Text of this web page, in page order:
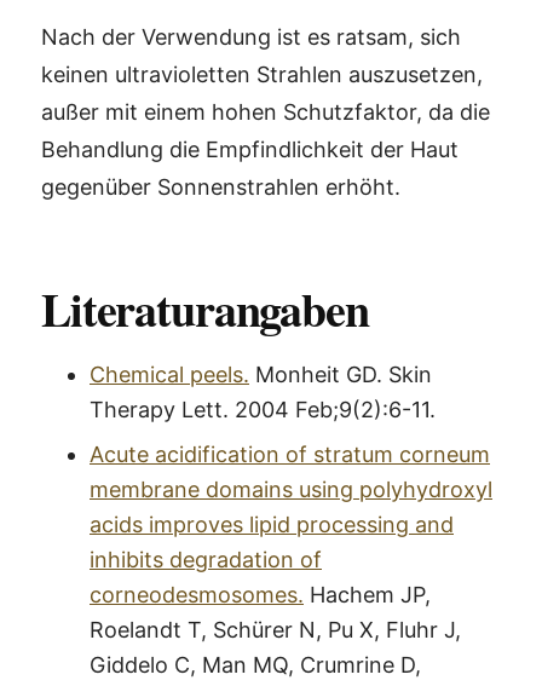
Nach der Verwendung ist es ratsam, sich
keinen ultravioletten Strahlen auszusetzen,
außer mit einem hohen Schutzfaktor, da die
Behandlung die Empfindlichkeit der Haut
gegenüber Sonnenstrahlen erhöht.
Literaturangaben
Chemical peels. Monheit GD. Skin
Therapy Lett. 2004 Feb;9(2):6-11.
Acute acidification of stratum corneum
membrane domains using polyhydroxyl
acids improves lipid processing and
inhibits degradation of
corneodesmosomes. Hachem JP,
Roelandt T, Schürer N, Pu X, Fluhr J,
Giddelo C, Man MQ, Crumrine D,